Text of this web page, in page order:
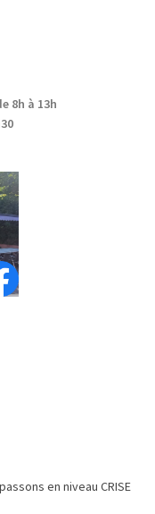
8h à 13h
passons en niveau CRISE